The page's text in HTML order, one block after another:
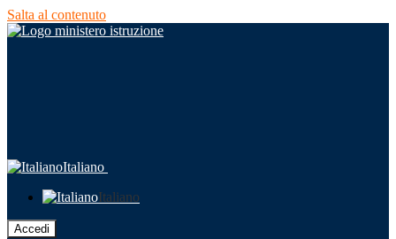
Salta al contenuto
Italiano
Italiano
Accedi